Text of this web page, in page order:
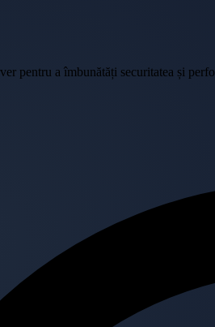
pentru a îmbunătăți securitatea și